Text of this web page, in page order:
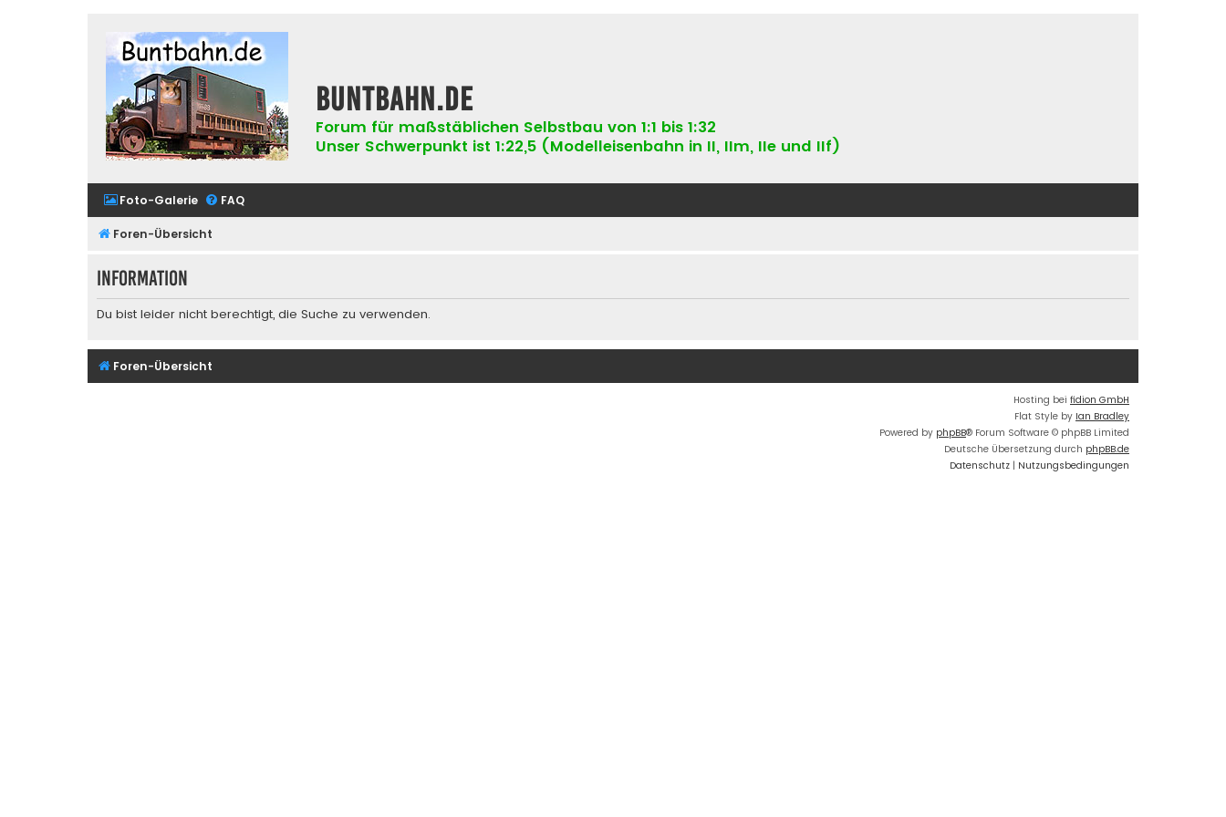
buntbahn.de
Forum für maßstäblichen Selbstbau von 1:1 bis 1:32
Unser Schwerpunkt ist 1:22,5 (Modelleisenbahn in II, IIm, IIe und IIf)
Foto-Galerie FAQ
Foren-Übersicht
Information
Du bist leider nicht berechtigt, die Suche zu verwenden.
Foren-Übersicht
Hosting bei fidion GmbH
Flat Style by Ian Bradley
Powered by phpBB® Forum Software © phpBB Limited
Deutsche Übersetzung durch phpBB.de
Datenschutz | Nutzungsbedingungen